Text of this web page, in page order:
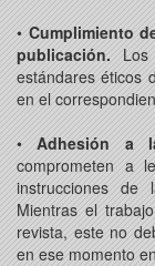
•Cumplimiento
publicación.Los
estándares éticos
en el
•Adhesión a
comprometen a
instrucciones de
Mientras el
revista, este no
en ese momento